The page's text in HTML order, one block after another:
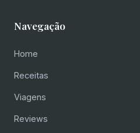
Navegação
Home
Receitas
Viagens
Reviews